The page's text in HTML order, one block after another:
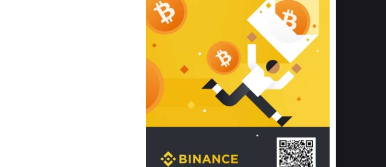
thời tiết nóng ẩm. Bạn có thể tìm hiểu
thêm các nghiên cứu khoa học về tác
động của giấc ngủ và môi trường
phòng ngủ đối với sức khỏe con
người tại Sleep Foundation (External
Link) để có cái nhìn toàn diện hơn.
2. Các tiêu chí vàng khi lựa chọn
chăn ga gối đệm cao cấp cho phòng
ngủ
Để sở hữu một bộ chăn ga gối đệm
cao cấp hoàn hảo cả về thẩm mỹ lẫn
công năng, người tiêu dùng cần cân
nhắc kỹ lưỡng các tiêu chí quan trọng